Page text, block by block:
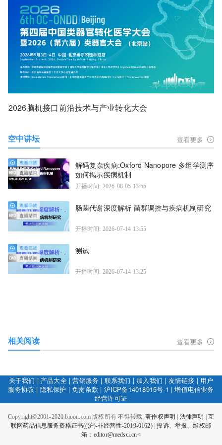
2026脑机接口前沿技术与产业转化大会
空中讲坛 查看更多
解码复杂疾病:Oxford Nanopore 多组学测序
如何揭示疾病机制
开播时间: 2026-08-05 13:55
肠菌代谢深度解析 菌群调控与疾病机制研究
开播时间: 2026-07-14 13:55
测试
开播时间: 2026-07-14 13:25
相关阅读 查看更多
关于我们 | 产品大全|营销服务 | 联系我们 | 加入我们 | 友情链接 | 用户
服务协议 | 隐私保护 |免责条款 | 沪ICP备14018915号-1 |增值电信业务
经营许可证
Copyright©2001-2020 bioon.com 版权所有 不得转载.著作权声明 | 法律声明 | 互
联网药品信息服务资格证书((沪)-非经营性-2019-0162)|投诉、举报、维权邮
箱：editor@medsci.cn<